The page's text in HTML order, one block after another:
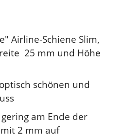
Airline-Schiene Slim,
25 mm und Höhe
schönen und
am Ende der
2 mm auf